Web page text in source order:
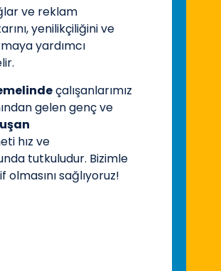
ve reklam
yenilikçiliğini ve
yardımcı
çalışanlarımız
gelen genç ve
hız ve
tutkuludur. Bizimle
sağlıyoruz!